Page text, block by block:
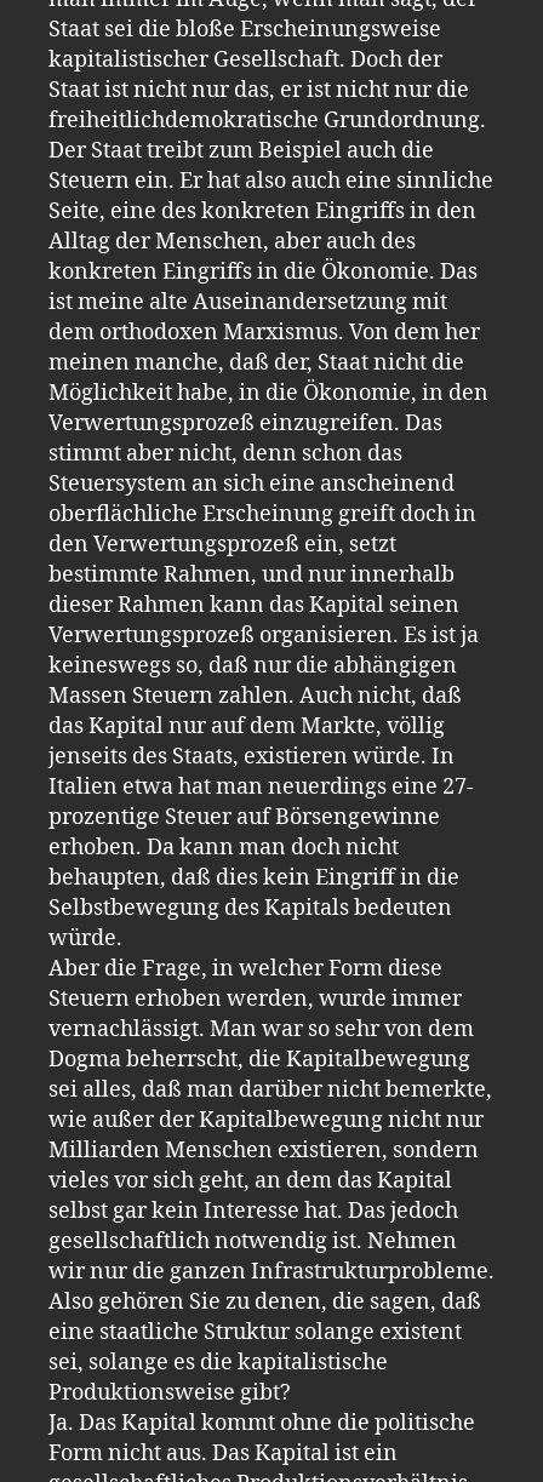
Staat sei die bloße Erscheinungsweise
kapitalistischer Gesellschaft. Doch der
Staat ist nicht nur das, er ist nicht nur die
freiheitlichdemokratische Grundordnung.
Der Staat treibt zum Beispiel auch die
Steuern ein. Er hat also auch eine sinnliche
Seite, eine des konkreten Eingriffs in den
Alltag der Menschen, aber auch des
konkreten Eingriffs in die Ökonomie. Das
ist meine alte Auseinandersetzung mit
dem orthodoxen Marxismus. Von dem her
meinen manche, daß der, Staat nicht die
Möglichkeit habe, in die Ökonomie, in den
Verwertungsprozeß einzugreifen. Das
stimmt aber nicht, denn schon das
Steuersystem an sich eine anscheinend
oberflächliche Erscheinung greift doch in
den Verwertungsprozeß ein, setzt
bestimmte Rahmen, und nur innerhalb
dieser Rahmen kann das Kapital seinen
Verwertungsprozeß organisieren. Es ist ja
keineswegs so, daß nur die abhängigen
Massen Steuern zahlen. Auch nicht, daß
das Kapital nur auf dem Markte, völlig
jenseits des Staats, existieren würde. In
Italien etwa hat man neuerdings eine 27-
prozentige Steuer auf Börsengewinne
erhoben. Da kann man doch nicht
behaupten, daß dies kein Eingriff in die
Selbstbewegung des Kapitals bedeuten
würde.
Aber die Frage, in welcher Form diese
Steuern erhoben werden, wurde immer
vernachlässigt. Man war so sehr von dem
Dogma beherrscht, die Kapitalbewegung
sei alles, daß man darüber nicht bemerkte,
wie außer der Kapitalbewegung nicht nur
Milliarden Menschen existieren, sondern
vieles vor sich geht, an dem das Kapital
selbst gar kein Interesse hat. Das jedoch
gesellschaftlich notwendig ist. Nehmen
wir nur die ganzen Infrastrukturprobleme.
Also gehören Sie zu denen, die sagen, daß
eine staatliche Struktur solange existent
sei, solange es die kapitalistische
Produktionsweise gibt?
Ja. Das Kapital kommt ohne die politische
Form nicht aus. Das Kapital ist ein